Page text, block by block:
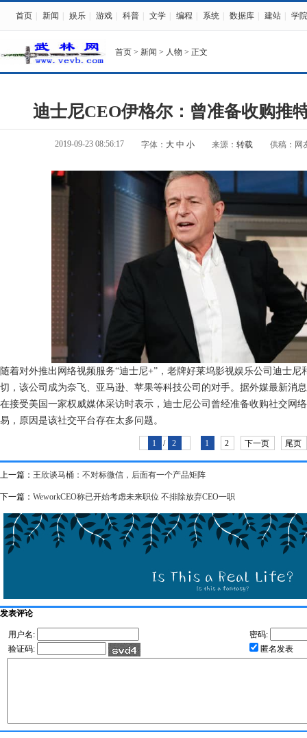
首页 新闻 娱乐 游戏 科普 文学 编程 系统 数据库 建站 学院
首页 > 新闻 > 人物 > 正文
迪士尼CEO伊格尔：曾准备收购推
2019-09-23 08:56:17 字体： 大 中 小 来源： 转载 供稿：网
随着对外推出网络视频服务“迪士尼+”，老牌好莱坞影视娱乐公司迪士
切，该公司成为奈飞、亚马逊、苹果等科技公司的对手。据外媒最新消
在接受美国一家权威媒体采访时表示，迪士尼公司曾经准备收购社交网
易，原因是该社交平台存在太多问题。
1 / 2 1 2 下一页 尾页
上一篇： 王欣谈马桶：不对标微信，后面有一个产品矩阵
下一篇： WeworkCEO称已开始考虑未来职位 不排除放弃CEO一职
发表评论
用户名:
密码:
验证码:
匿名发表